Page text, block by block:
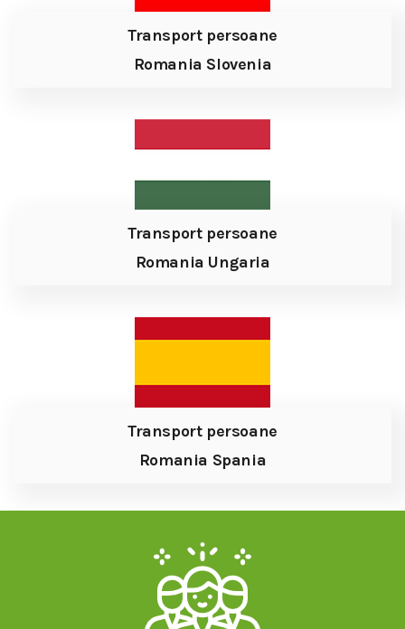
Transport persoane
Romania Slovenia
Transport persoane
Romania Ungaria
Transport persoane
Romania Spania